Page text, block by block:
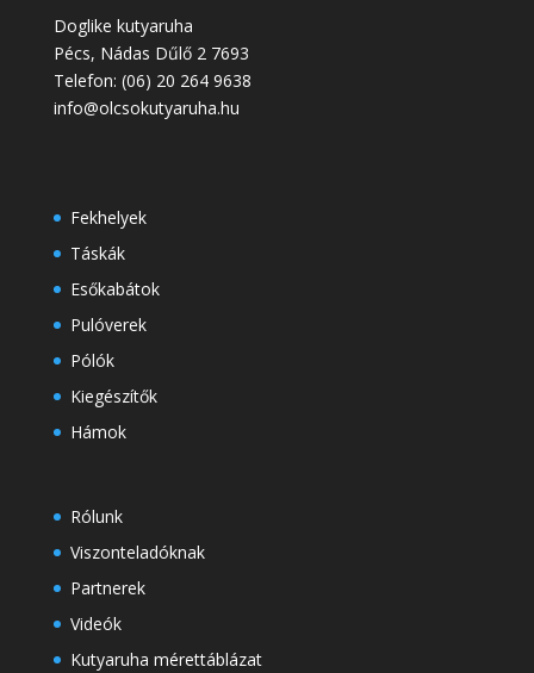
Doglike kutyaruha
Pécs, Nádas Dűlő 2 7693
Telefon: (06) 20 264 9638
info@olcsokutyaruha.hu
Fekhelyek
Táskák
Esőkabátok
Pulóverek
Pólók
Kiegészítők
Hámok
Rólunk
Viszonteladóknak
Partnerek
Videók
Kutyaruha mérettáblázat